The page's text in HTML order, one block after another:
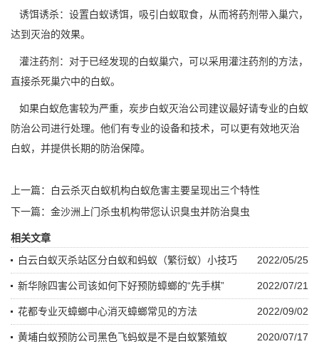
诱饵诱杀：设置白蚁诱饵，吸引白蚁取食，从而将药剂带入巢穴，
达到灭治的效果。
灌注药剂：对于已经发现的白蚁巢穴，可以采用灌注药剂的方法，
直接杀死巢穴中的白蚁。
如果白蚁危害较为严重，炭步白蚁灭治公司建议最好请专业的白蚁
防治公司进行处理。他们有专业的设备和技术，可以更有效地灭治
白蚁，并提供长期的防治保障。
上一篇：
白云杀灭白蚁机构白蚁危害主要呈现出三个特性
下一篇： 金沙洲上门杀虫机构带您认识臭虫并防治臭虫
相关文章
2022/05/25
白云白蚁灭杀站区分白蚁和蚂蚁（繁衍蚁）小技巧
2022/07/21
新华除四害公司该如何下好预防蟑螂的“先手棋”
2022/09/02
花都专业灭蟑螂中心消灭蟑螂常见的方法
2020/07/17
黄埔白蚁预防公司黑色飞蚂蚁是不是白蚁繁殖蚁